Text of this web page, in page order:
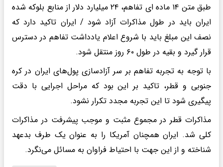
طبق متن ۱۴ ماده ای تفاهم، ۲۴ میلیارد دلار از منابع بلوکه شده
ایران باید در طول ‌مذاکرات آزاد شود / ایران تاکید دارد که
نصف این مبلغ باید با شروع اعلام یادداشت تفاهم در دسترس
قرار گیرد و بقیه در طول ۶۰ روز منتقل شود.
با توجه به تجربه تفاهم بر سر آزادسازی پول‌های ایران در کره
جنوبی و قطر، تاکید بر این بود که مراحل اجرایی با دقت
پیگیری شود تا این تجربه مجدد تکرار نشود.
مذاکرات قطر در مجموع مثبت و موجب پیشرفت در مذاکرات
کلی شد. ایران همچنان آمریکا را به عنوان یک طرف بدعهد
شناخته و از این جهت با احتیاط فراوان به مسائل می‌نگرد.